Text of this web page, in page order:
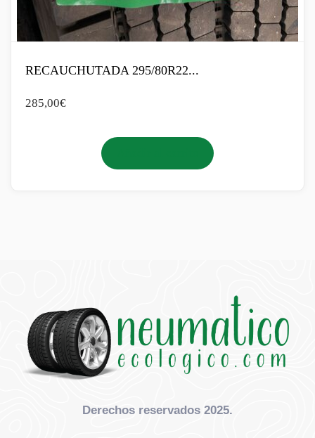
RECAUCHUTADA 295/80R22...
285,00€
Derechos reservados 2025.